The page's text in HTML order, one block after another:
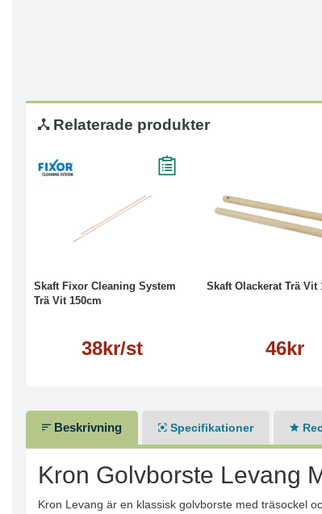
Relaterade produkter
Skaft Fixor Cleaning System
Trä Vit 150cm
38kr/st
Skaft Olackerat Trä Vit
46kr
Beskrivning Specifikationer
Kron Golvborste Levang
Kron Levang är en klassisk golvborste med träsockel